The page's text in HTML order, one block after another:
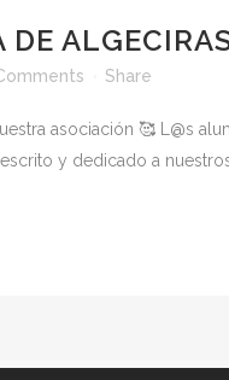
DE
Share
asociación 🥰 L@s
y dedicado a